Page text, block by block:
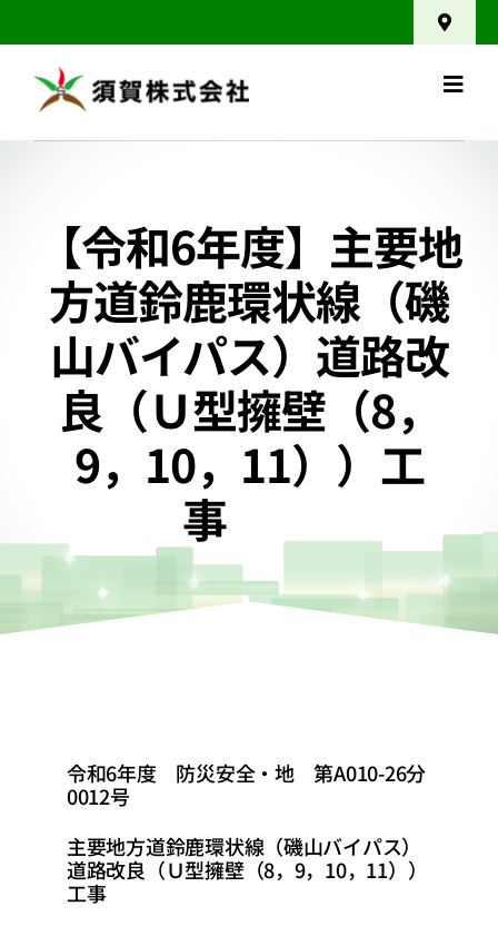
to
content
Toggle
アクセス
News
工事実績
採用案内
会社案内
お問い合わせ
【令和6年度】主要地
方道鈴鹿環状線（磯
山バイパス）道路改
良（Ｕ型擁壁（8，
9，10，11））工
事
令和6年度 防災安全・地 第A010-26分
0012号
主要地方道鈴鹿環状線（磯山バイパス）
道路改良（Ｕ型擁壁（8，9，10，11））
工事